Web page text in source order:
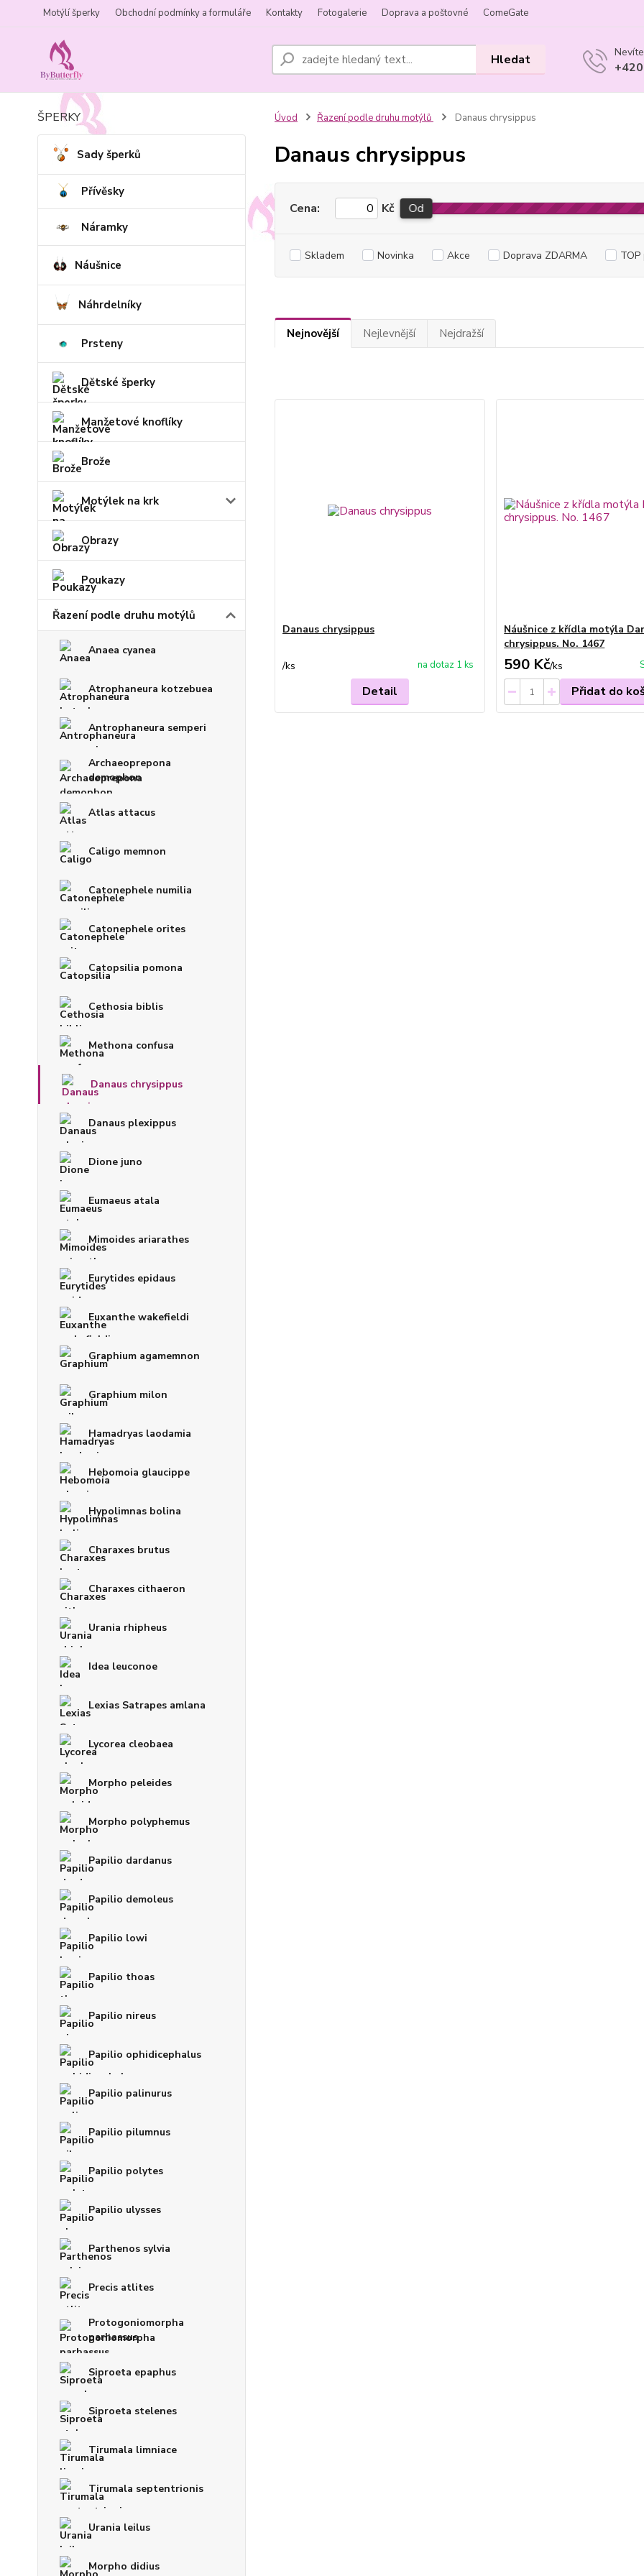
Motýlí šperky Obchodní podmínky a formuláře Kontakty Fotogalerie Doprava a poštovné ComeGate
Hledat
ŠPERKY
Sady šperků
Přívěsky
Náramky
Náušnice
Náhrdelníky
Prsteny
Dětské šperky
Manžetové knoflíky
Brože
Motýlek na krk
Obrazy
Poukazy
Řazení podle druhu motýlů
Anaea cyanea
Atrophaneura kotzebuea
Antrophaneura semperi
Archaeoprepona
demophon
Atlas attacus
Caligo memnon
Catonephele numilia
Catonephele orites
Catopsilia pomona
Cethosia biblis
Methona confusa
Danaus chrysippus
Danaus plexippus
Dione juno
Eumaeus atala
Mimoides ariarathes
Eurytides epidaus
Euxanthe wakefieldi
Graphium agamemnon
Graphium milon
Hamadryas laodamia
Hebomoia glaucippe
Hypolimnas bolina
Charaxes brutus
Charaxes cithaeron
Urania rhipheus
Idea leuconoe
Lexias Satrapes amlana
Lycorea cleobaea
Morpho peleides
Morpho polyphemus
Papilio dardanus
Papilio demoleus
Papilio lowi
Papilio thoas
Papilio nireus
Papilio ophidicephalus
Papilio palinurus
Papilio pilumnus
Papilio polytes
Papilio ulysses
Parthenos sylvia
Precis atlites
Protogoniomorpha
parhassus
Siproeta epaphus
Siproeta stelenes
Tirumala limniace
Tirumala septentrionis
Urania leilus
Morpho didius
Úvod Řazení podle druhu motýlů Danaus chrysippus
Danaus chrysippus
Cena: Kč Od
Skladem Novinka Akce Doprava ZDARMA
Nejnovější Nejlevnější Nejdražší
Danaus chrysippus
/ks na dotaz 1 ks
Detail
Náušnice z křídla motýla
chrysippus. No. 1467
590 Kč/ks
Přidat do